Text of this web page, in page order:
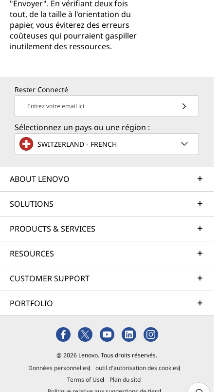
"Envoyer". En vérifiant deux fois
tout, de la taille à l'orientation du
papier, vous éviterez des erreurs
coûteuses qui pourraient gaspiller
inutilement des ressources.
Rester Connecté
Entrez votre email ici
Sélectionnez un pays ou une région :
SWITZERLAND - FRENCH
ABOUT LENOVO
SOLUTIONS
PRODUCTS & SERVICES
RESOURCES
CUSTOMER SUPPORT
PORTFOLIO
@ 2026 Lenovo. Tous droits réservés.
Données personnelles
outil d'autorisation des cookies
Terms of Use
Plan du site